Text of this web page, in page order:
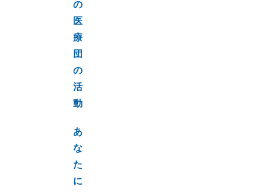
の
医
療
団
の
活
動
あ
な
た
に